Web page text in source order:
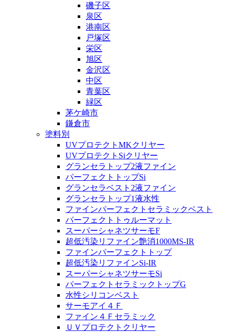
磯子区
泉区
港南区
戸塚区
栄区
旭区
金沢区
中区
青葉区
緑区
茅ケ崎市
鎌倉市
塗料別
UVプロテクトMKクリヤー
UVプロテクトSiクリヤー
グランセラトップ2液ファイン
パーフェクトトップSi
グランセラベスト2液ファイン
グランセラトップ1液水性
ファインパーフェクトセラミックベスト
パーフェクトトゥルーマット
スーパーシャネツサーモF
超低汚染リファイン艶消1000MS-IR
ファインパーフェクトトップ
超低汚染リファインSi-IR
スーパーシャネツサーモSi
パーフェクトセラミックトップG
水性シリコンベスト
サーモアイ４Ｆ
ファイン４Ｆセラミック
ＵＶプロテクトクリヤー